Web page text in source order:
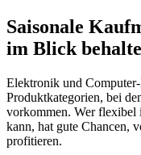
Saisonale
im Blick
Elektronik und
Produktkategorien, bei
vorkommen. Wer flexibel
kann, hat gute Chancen,
profitieren.